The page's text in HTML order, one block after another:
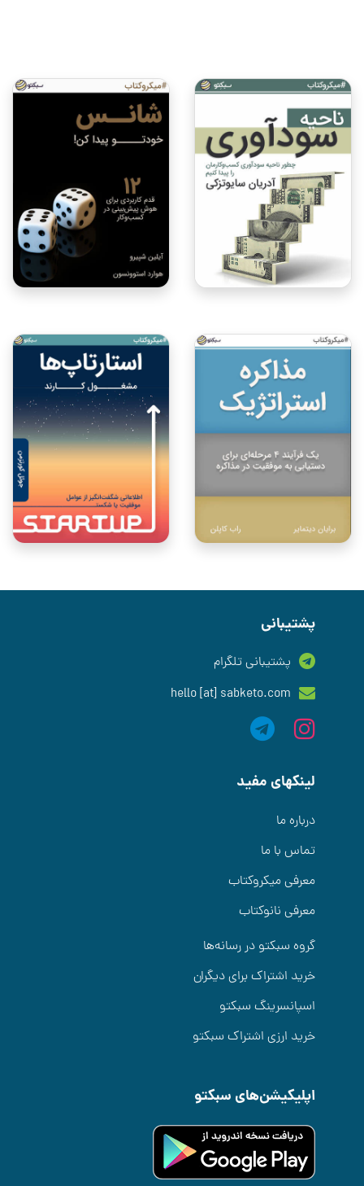
پشتیبانی
پشتیبانی تلگرام
hello [at] sabketo.com
لینکهای مفید
درباره ما
تماس با ما
معرفی میکروکتاب
معرفی نانوکتاب
گروه سبکتو در رسانه‌ها
خرید اشتراک برای دیگران
اسپانسرینگ سبکتو
خرید ارزی اشتراک سبکتو
اپلیکیشن‌های سبکتو